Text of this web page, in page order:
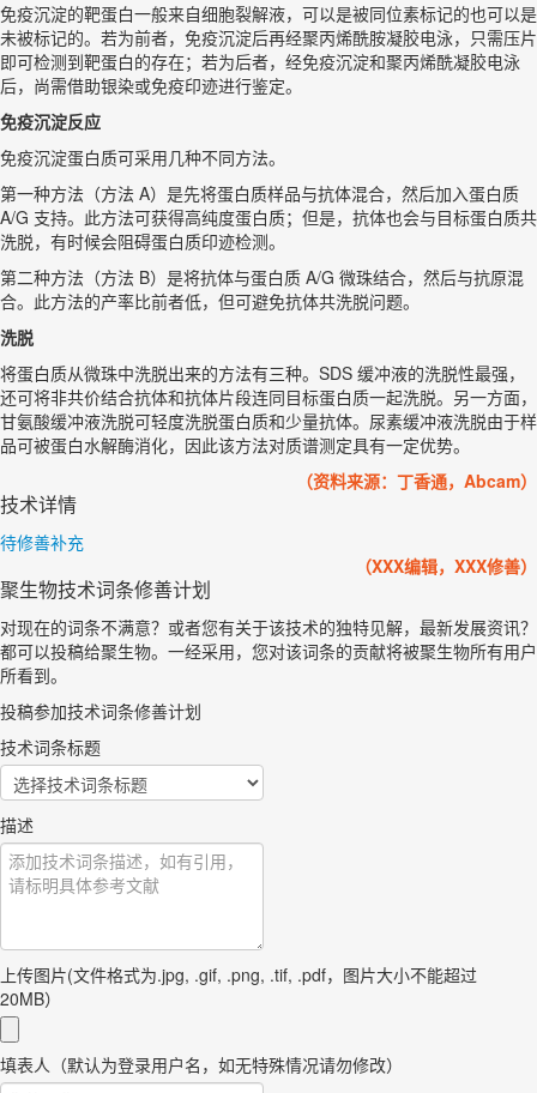
免疫沉淀的靶蛋白一般来自细胞裂解液，可以是被同位素标记的也可以是
未被标记的。若为前者，免疫沉淀后再经聚丙烯酰胺凝胶电泳，只需压片
即可检测到靶蛋白的存在；若为后者，经免疫沉淀和聚丙烯酰凝胶电泳
后，尚需借助银染或免疫印迹进行鉴定。
免疫沉淀反应
免疫沉淀蛋白质可采用几种不同方法。
第一种方法（方法 A）是先将蛋白质样品与抗体混合，然后加入蛋白质
A/G 支持。此方法可获得高纯度蛋白质；但是，抗体也会与目标蛋白质共
洗脱，有时候会阻碍蛋白质印迹检测。
第二种方法（方法 B）是将抗体与蛋白质 A/G 微珠结合，然后与抗原混
合。此方法的产率比前者低，但可避免抗体共洗脱问题。
洗脱
将蛋白质从微珠中洗脱出来的方法有三种。SDS 缓冲液的洗脱性最强，
还可将非共价结合抗体和抗体片段连同目标蛋白质一起洗脱。另一方面，
甘氨酸缓冲液洗脱可轻度洗脱蛋白质和少量抗体。尿素缓冲液洗脱由于样
品可被蛋白水解酶消化，因此该方法对质谱测定具有一定优势。
（资料来源：丁香通，Abcam）
技术详情
待修善补充
（XXX编辑，XXX修善）
聚生物技术词条修善计划
对现在的词条不满意？或者您有关于该技术的独特见解，最新发展资讯？
都可以投稿给聚生物。一经采用，您对该词条的贡献将被聚生物所有用户
所看到。
投稿参加技术词条修善计划
技术词条标题
描述
上传图片(文件格式为.jpg, .gif, .png, .tif, .pdf，图片大小不能超过
20MB）
填表人（默认为登录用户名，如无特殊情况请勿修改）